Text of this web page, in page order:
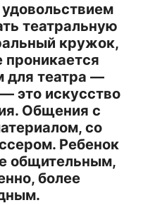
театральную
кружок,
проникается
для театра —
это искусство
Общения с
со
Ребенок
общительным,
более